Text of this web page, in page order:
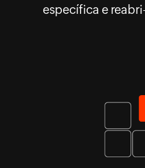
específica e